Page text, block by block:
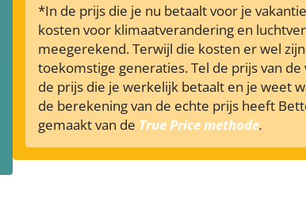
*In de prijs die je nu betaalt voor je
kosten voor klimaatverandering en
meegerekend. Terwijl die kosten er wel
toekomstige generaties. Tel de prijs van
de prijs die je werkelijk betaalt en je weet
de berekening van de echte prijs heeft
gemaakt van de True Price methode.